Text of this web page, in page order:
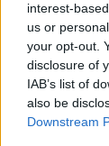
interest-
us or
your opt-out.
disclosure of
IAB’s list of
also be
Downstream
– Jeg er jo
meg selv,
likevel.
OL- og